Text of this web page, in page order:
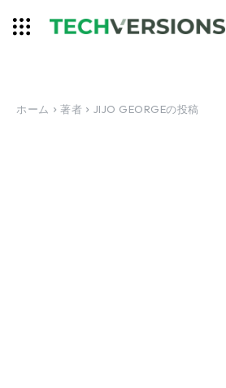
ホーム 著者 JIJO GEORGEの投稿